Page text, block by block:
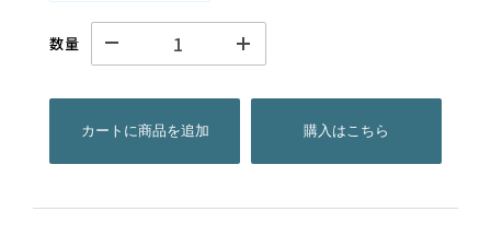
数量
カートに商品を追加 購入はこちら